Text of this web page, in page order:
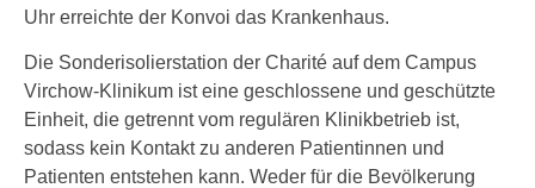
Uhr erreichte der Konvoi das Krankenhaus.
Die Sonderisolierstation der Charité auf dem Campus
Virchow-Klinikum ist eine geschlossene und geschützte
Einheit, die getrennt vom regulären Klinikbetrieb ist,
sodass kein Kontakt zu anderen Patientinnen und
Patienten entstehen kann. Weder für die Bevölkerung